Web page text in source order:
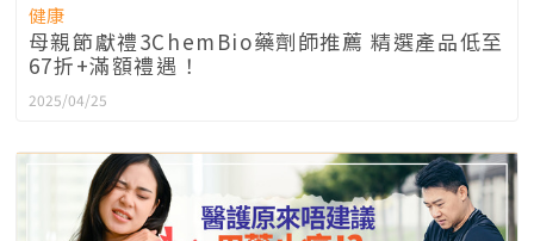
健康
母親節獻禮3ChemBio藥劑師推薦 精選產品低至
67折+滿額禮遇！
2025/04/25